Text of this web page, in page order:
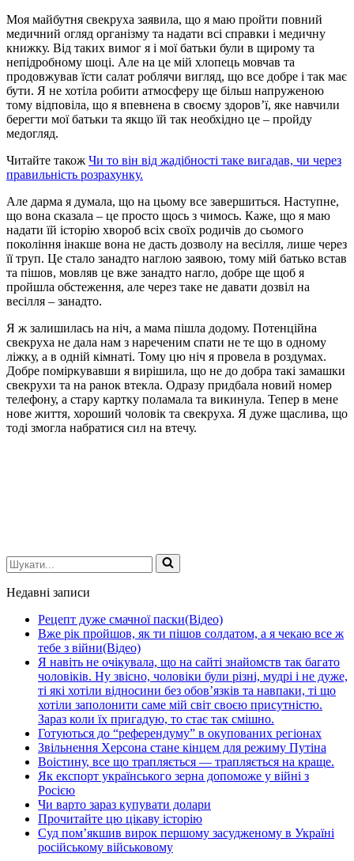
Моя майбутня свекруха заявила, що я маю пройти повний
медичний огляд організму та надати всі справки і медичну
книжку. Від таких вимог я і мої батьки були в щирому та
непідробному шоці. Але на це мій хлопець мовчав та
продовжував їсти салат роблячи вигляд, що все добре і так має
бути. Я не хотіла робити атмосферу ще більш напруженою
тому відповіла, що я впевнена в своєму здоров’ї, яке навчили
берегти мої батьки та якщо їй так необхідно це – пройду
медогляд.
Читайте також Чи то він від жадібності таке вигадав, чи через
правильність розрахунку.
Але дарма я думала, що на цьому все завершиться. Наступне,
що вона сказала – це просто щось з чимось. Каже, що я маю
надати їй історію хвороб всіх своїх родичів до сьомого
покоління інакше вона не дасть дозволу на весілля, лише через
її труп. Це стало занадто наглою заявою, тому мій батько встав
та пішов, мовляв це вже занадто нагло, добре ще щоб я
пройшла обстеження, але через таке не давати дозвіл на
весілля – занадто.
Я ж залишилась на ніч, а мама пішла додому. Потенційна
свекруха не дала нам з нареченим спати не те що в одному
ліжку, а в одній кімнаті. Тому цю ніч я провела в роздумах.
Добре поміркувавши я вирішила, що не до добра такі замашки
свекрухи та на ранок втекла. Одразу придбала новий номер
телефону, а стару картку поламала та викинула. Тепер в мене
нове життя, хороший чоловік та свекруха. Я дуже щаслива, що
тоді змогла набратися сил на втечу.
Шукати...
Недавні записи
Рецепт дуже смачної паски(Відео)
Вже рік пройшов, як ти пішов солдатом, а я чекаю все ж
тебе з війни(Відео)
Я навіть не очікувала, що на сайті знайомств так багато
чоловіків. Ну звісно, чоловіки були різні, мудрі і не дуже,
ті які хотіли відносини без обов’язків та навпаки, ті що
хотіли заполонити саме мій світ своєю присутністю.
Зараз коли їх пригадую, то стає так смішно.
Готуються до “референдуму” в окупованих регіонах
Звільнення Херсона стане кінцем для режиму Путіна
Воістину, все що трапляється — трапляється на краще.
Як експорт українського зерна допоможе у війні з
Росією
Чи варто зараз купувати долари
Прочитайте цю цікаву історію
Суд пом’якшив вирок першому засудженому в Україні
російському військовому